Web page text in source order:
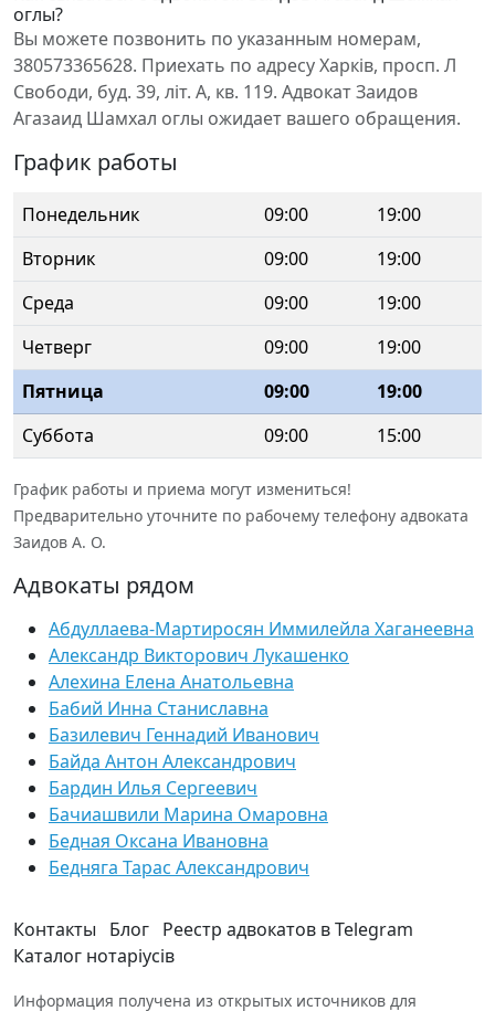
оглы?
Вы можете позвонить по указанным номерам,
380573365628. Приехать по адресу Харків, просп. Л
Свободи, буд. 39, літ. А, кв. 119. Адвокат Заидов
Агазаид Шамхал оглы ожидает вашего обращения.
График работы
Понедельник 09:00
19:00
Вторник
09:00
19:00
Среда
09:00
19:00
Четверг
09:00
19:00
Пятница
09:00
19:00
Суббота
09:00 15:00
График работы и приема могут измениться!
Предварительно уточните по рабочему телефону адвоката
Заидов А. О.
Адвокаты рядом
Абдуллаева-Мартиросян Иммилейла Хаганеевна
Александр Викторович Лукашенко
Алехина Елена Анатольевна
Бабий Инна Станиславна
Базилевич Геннадий Иванович
Байда Антон Александрович
Бардин Илья Сергеевич
Бачиашвили Марина Омаровна
Бедная Оксана Ивановна
Бедняга Тарас Александрович
Контакты Блог Реестр адвокатов в Telegram
Каталог нотаріусів
Информация получена из открытых источников для